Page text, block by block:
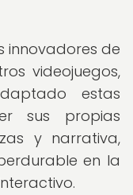
innovadores de
videojuegos,
estas
sus propias
y narrativa,
en la